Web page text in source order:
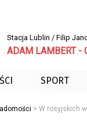
Stacja Lublin / Filip
ADAM LAMBERT -
SPORT
> W rosyjskich